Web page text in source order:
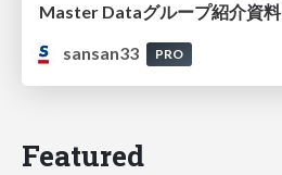
Master Dataグループ紹介資料
sansan33
PRO
Featured